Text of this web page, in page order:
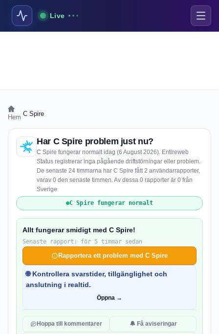
Live
Hem C Spire
Har C Spire problem just nu?
C Spire fungerar normalt idag (6 August 2026). Entireweb
Status registrerar inga pågående driftstörningar eller problem.
De senaste 24 timmarna har C Spire fått 2 användarrapporter,
varav 0 den senaste timmen. Av dessa 0 rapporter är 0 från
Sverige
C Spire fungerar normalt
Allt fungerar smidigt med C Spire!
Senaste rapport: för 5 timmar sedan
Rapportera ett problem med C Spire
🌐 Kontrollera svarstider, tillgänglighet och
anslutning i realtid.
Öppna →
Hoppa till kommentarer 🔔 Få aviseringar